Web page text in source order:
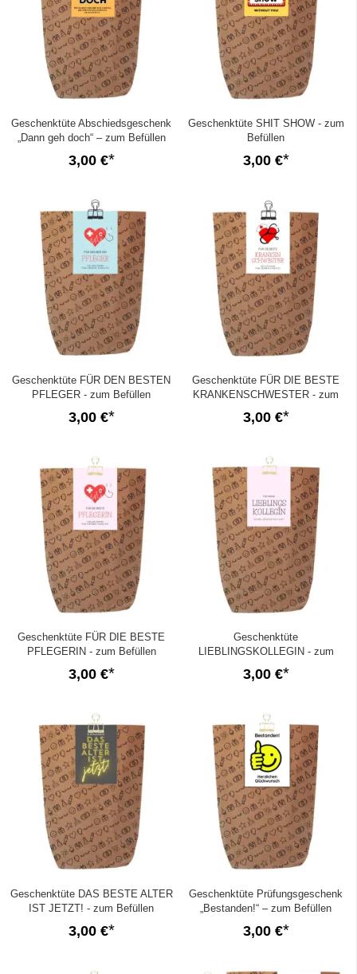
Geschenktüte Abschiedsgeschenk
„Dann geh doch“ – zum Befüllen
3,00 €
Geschenktüte SHIT SHOW - zum
Befüllen
3,00 €
Geschenktüte FÜR DEN BESTEN
PFLEGER - zum Befüllen
3,00 €
Geschenktüte FÜR DIE BESTE
KRANKENSCHWESTER - zum
3,00 €
Geschenktüte FÜR DIE BESTE
PFLEGERIN - zum Befüllen
3,00 €
Geschenktüte
LIEBLINGSKOLLEGIN - zum
3,00 €
Geschenktüte DAS BESTE ALTER
IST JETZT! - zum Befüllen
3,00 €
Geschenktüte Prüfungsgeschenk
„Bestanden!“ – zum Befüllen
3,00 €